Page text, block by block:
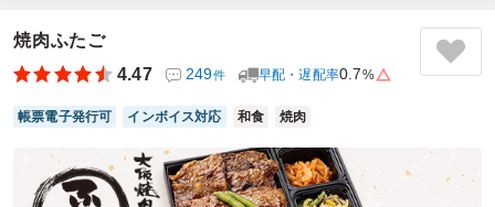
ありがとうございました。
ご利用シーン：会議・セミナー ›勉強会
神奈川県厚木市水引2025/07/23
焼肉わがんせの口コミをもっと見る
焼肉ふたご
4.47
249件 早配・遅配率0.7%
帳票電子発行可 インボイス対応 和食 焼肉